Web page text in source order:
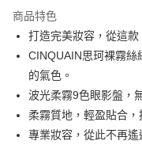
Apple Pay
街口支付
悠遊付
ATM付款
商品特色
打造完美妝容，從這款
CINQUAIN思珂裸霧絲
的氣色。
波光柔霧9色眼影盤，
柔霧質地，輕盈貼合，
專業妝容，從此不再遙